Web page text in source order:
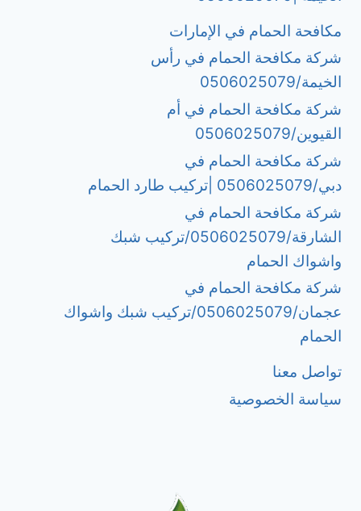
مكافحة الحمام في الإمارات
شركة مكافحة الحمام في رأس
الخيمة/0506025079
شركة مكافحة الحمام في أم
القيوين/0506025079
شركة مكافحة الحمام في
دبي/0506025079 |تركيب طارد الحمام
شركة مكافحة الحمام في
الشارقة/0506025079/تركيب شبك
واشواك الحمام
شركة مكافحة الحمام في
عجمان/0506025079/تركيب شبك واشواك
الحمام
تواصل معنا
سياسة الخصوصية